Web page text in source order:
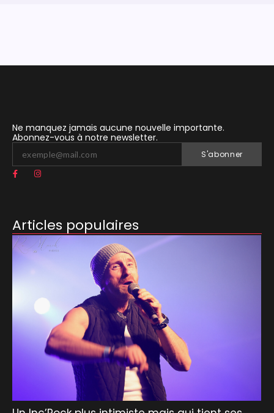
Ne manquez jamais aucune nouvelle importante.
Abonnez-vous à notre newsletter.
S'abonner
Articles populaires